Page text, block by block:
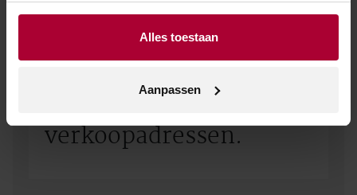
Alles toestaan
Aanpassen
Gemaakt van grenache, cinsault & syrah.
Klikhiervoor meer
informatie en voor de
verkoopadressen.